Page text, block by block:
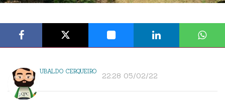
UBALDO CERQUEIRO 22:28 05/02/22